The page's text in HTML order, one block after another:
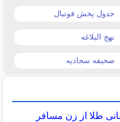
جدول پخش فوتبال
نهج البلاغه
صحیفه سجادیه
طلا از زن مسافر